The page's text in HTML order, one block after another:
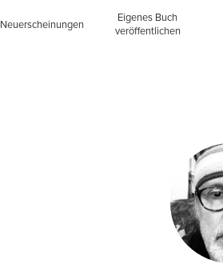
Neuerscheinungen
Eigenes Buch
veröffentlichen